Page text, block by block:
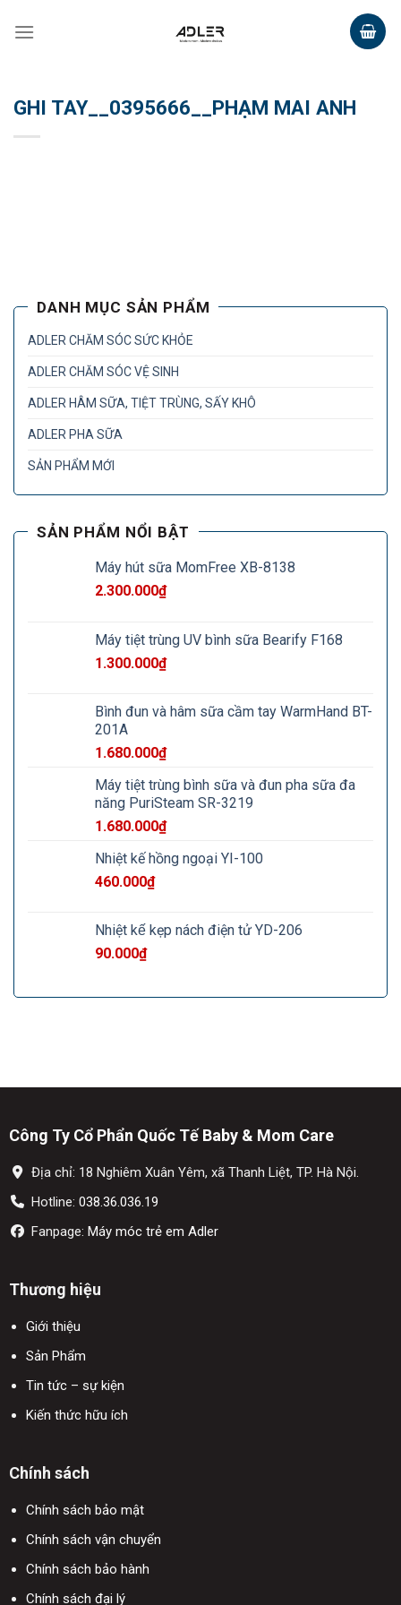
GHI TAY__0395666__PHẠM MAI ANH
DANH MỤC SẢN PHẨM
ADLER CHĂM SÓC SỨC KHỎE
ADLER CHĂM SÓC VỆ SINH
ADLER HÂM SỮA, TIỆT TRÙNG, SẤY KHÔ
ADLER PHA SỮA
SẢN PHẨM MỚI
SẢN PHẨM NỔI BẬT
Máy hút sữa MomFree XB-8138
2.300.000₫
Máy tiệt trùng UV bình sữa Bearify F168
1.300.000₫
Bình đun và hâm sữa cầm tay WarmHand BT-
201A
1.680.000₫
Máy tiệt trùng bình sữa và đun pha sữa đa
năng PuriSteam SR-3219
1.680.000₫
Nhiệt kế hồng ngoại YI-100
460.000₫
Nhiệt kế kẹp nách điện tử YD-206
90.000₫
Công Ty Cổ Phẩn Quốc Tế Baby & Mom Care
Địa chỉ: 18 Nghiêm Xuân Yêm, xã Thanh Liệt, TP. Hà Nội.
Hotline: 038.36.036.19
Fanpage: Máy móc trẻ em Adler
Thương hiệu
Giới thiệu
Sản Phẩm
Tin tức – sự kiện
Kiến thức hữu ích
Chính sách
Chính sách bảo mật
Chính sách vận chuyển
Chính sách bảo hành
Chính sách đại lý